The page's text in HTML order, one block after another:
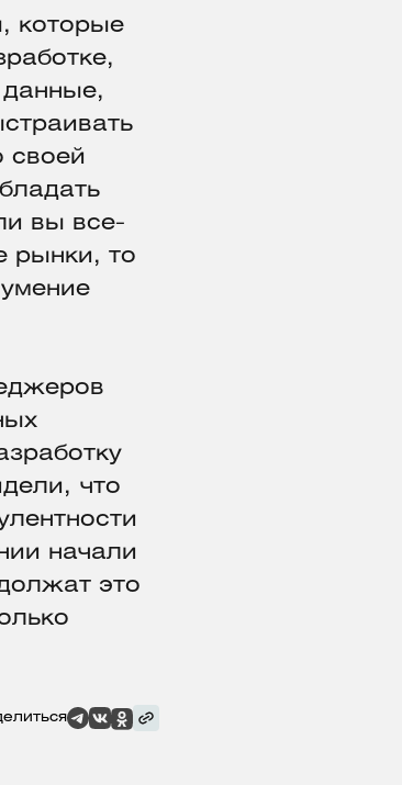
которые
своей
вы все-
рынки, то
что
начали
это